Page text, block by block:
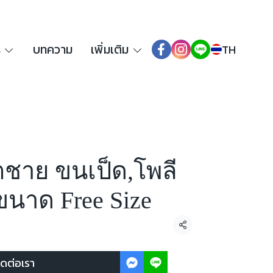
บทความ เพิ่มเติม TH
ชาย ขนเป็ด,โพลี
าด Free Size
แชร์
ต่อเรา